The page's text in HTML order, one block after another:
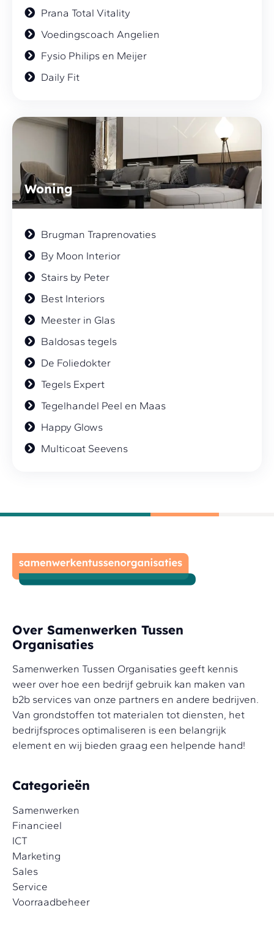
Prana Total Vitality
Voedingscoach Angelien
Fysio Philips en Meijer
Daily Fit
Woning
Brugman Traprenovaties
By Moon Interior
Stairs by Peter
Best Interiors
Meester in Glas
Baldosas tegels
De Foliedokter
Tegels Expert
Tegelhandel Peel en Maas
Happy Glows
Multicoat Seevens
Over Samenwerken Tussen
Organisaties
Samenwerken Tussen Organisaties geeft kennis
weer over hoe een bedrijf gebruik kan maken van
b2b services van onze partners en andere bedrijven.
Van grondstoffen tot materialen tot diensten, het
bedrijfsproces optimaliseren is een belangrijk
element en wij bieden graag een helpende hand!
Categorieën
Samenwerken
Financieel
ICT
Marketing
Sales
Service
Voorraadbeheer